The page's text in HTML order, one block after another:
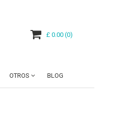
£ 0.00 (0)
OTROS BLOG